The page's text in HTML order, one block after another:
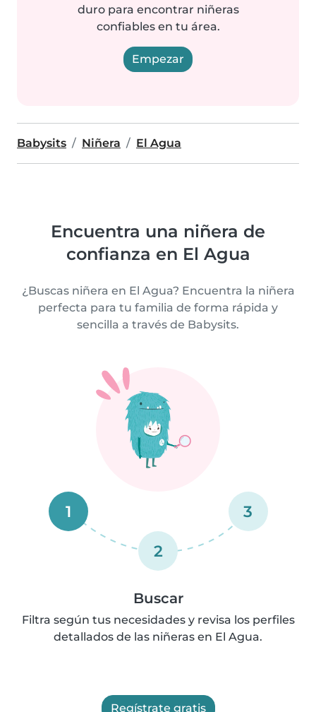
duro para encontrar niñeras
confiables en tu área.
Empezar
Babysits Niñera El Agua
Encuentra una niñera de
confianza en El Agua
¿Buscas niñera en El Agua? Encuentra la niñera
perfecta para tu familia de forma rápida y
sencilla a través de Babysits.
1
2
3
Buscar
Filtra según tus necesidades y revisa los perfiles
detallados de las niñeras en El Agua.
Regístrate gratis